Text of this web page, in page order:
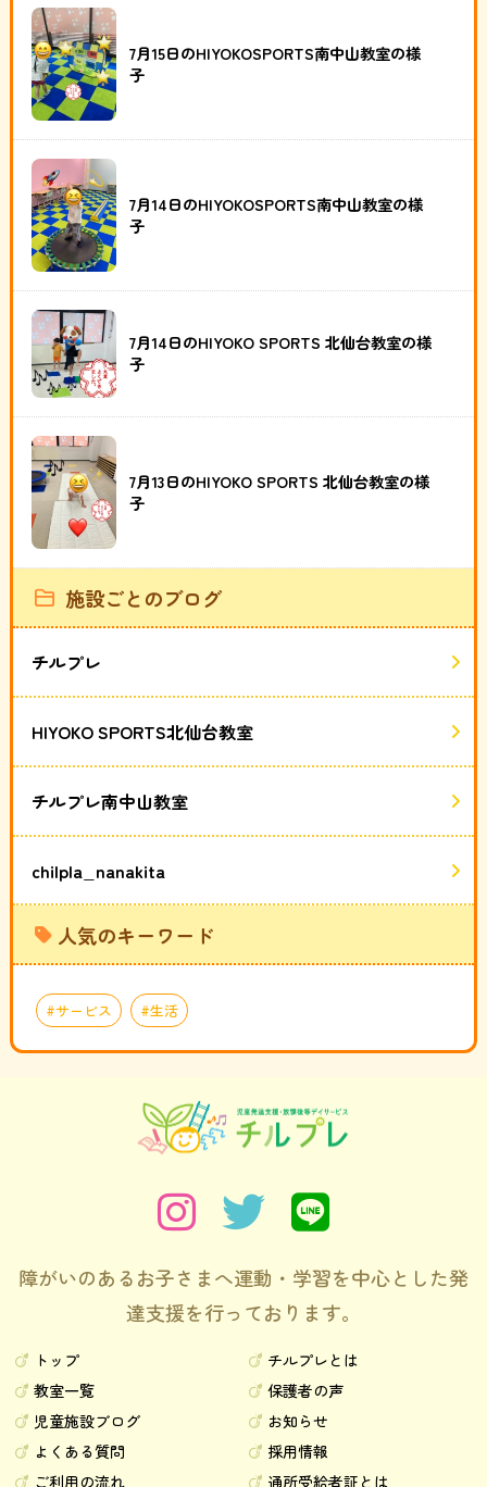
7月15日のHIYOKOSPORTS南中山教室の様
子
7月14日のHIYOKOSPORTS南中山教室の様
子
7月14日のHIYOKO SPORTS 北仙台教室の様
子
7月13日のHIYOKO SPORTS 北仙台教室の様
子
施設ごとのブログ
チルプレ
HIYOKO SPORTS北仙台教室
チルプレ南中山教室
chilpla_nanakita
人気のキーワード
サービス 生活
障がいのあるお子さまへ運動・学習を中心とした発
達支援を行っております。
トップ
チルプレとは
教室一覧
保護者の声
児童施設ブログ
お知らせ
よくある質問
採用情報
ご利用の流れ
通所受給者証とは